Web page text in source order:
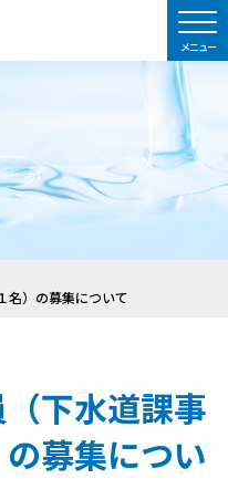
名）の募集について
下水道課事
募集につい